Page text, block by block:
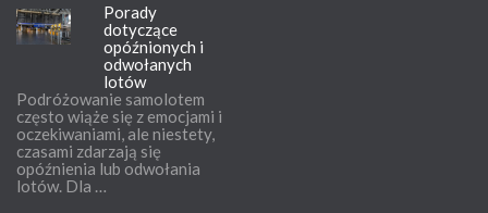
Porady
dotyczące
opóźnionych i
odwołanych
lotów
Podróżowanie samolotem
często wiąże się z emocjami i
oczekiwaniami, ale niestety,
czasami zdarzają się
opóźnienia lub odwołania
lotów. Dla …